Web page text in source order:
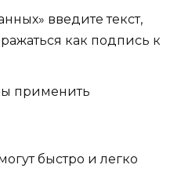
введите текст,
как подпись к
применить
быстро и легко